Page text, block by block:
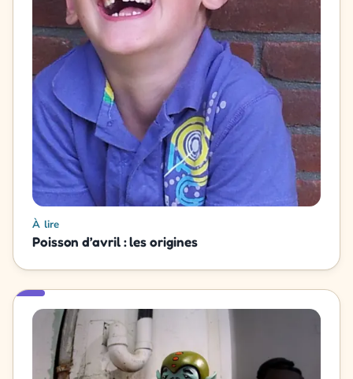
À lire
Poisson d’avril : les origines